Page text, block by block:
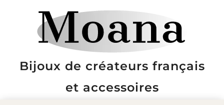
Bijoux de créateurs français
et accessoires